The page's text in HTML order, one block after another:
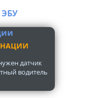
датчик
водитель